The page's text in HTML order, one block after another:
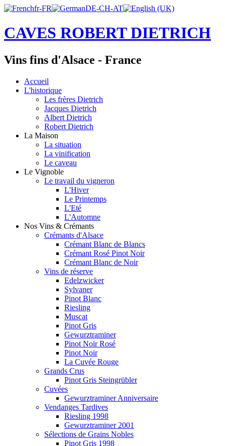
CAVES ROBERT DIETRICH
Vins fins d'Alsace - France
Accueil
L'historique
Les frères Dietrich
Jacques Dietrich
Albert Dietrich
Robert Dietrich
La Maison
La situation
La vinification
Le caveau
Le Vignoble
Le travail du vigneron
L'Hiver
Le Printemps
L'Eté
L'Automne
Nos Vins & Crémants
Crémants d'Alsace
Crémant Blanc de Blancs
Crémant Rosé Pinot Noir
Crémant Blanc de Noir
Vins de réserve
Edelzwicker
Sylvaner
Pinot Blanc
Riesling
Muscat
Pinot Gris
Gewurztraminer
Pinot Noir Rosé
Pinot Noir
La Cuvée Rouge
Grands Crus
Pinot Gris Steingrübler
Cuvées
Gewurztraminer Anniversaire
Vendanges Tardives
Riesling 1998
Gewurztraminer 2001
Sélections de Grains Nobles
Pinot Gris 1998